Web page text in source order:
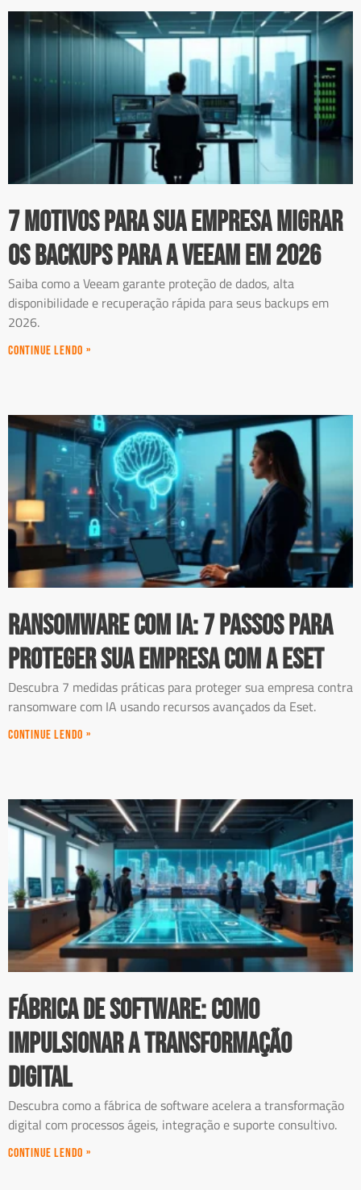
7 motivos para sua empresa migrar
os backups para a Veeam em 2026
Saiba como a Veeam garante proteção de dados, alta
disponibilidade e recuperação rápida para seus backups em
2026.
Continue Lendo »
Ransomware com IA: 7 passos para
proteger sua empresa com a Eset
Descubra 7 medidas práticas para proteger sua empresa contra
ransomware com IA usando recursos avançados da Eset.
Continue Lendo »
Fábrica de Software: Como
Impulsionar a Transformação
Digital
Descubra como a fábrica de software acelera a transformação
digital com processos ágeis, integração e suporte consultivo.
Continue Lendo »